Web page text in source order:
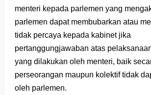
menteri kepada parlemen yang
parlemen dapat membubarkan atau
tidak percaya kepada kabinet jika
pertanggungjawaban atas
yang dilakukan oleh menteri, baik
perseorangan maupun kolektif tidak
oleh parlemen.